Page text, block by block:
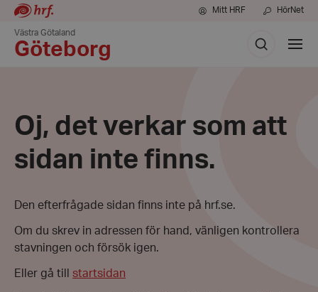
Mitt HRF HörNet
Västra Götaland
Göteborg
Sök
Visa
meny
Oj, det verkar som att
sidan inte finns.
Den efterfrågade sidan finns inte på hrf.se.
Om du skrev in adressen för hand, vänligen kontrollera
stavningen och försök igen.
Eller gå till startsidan